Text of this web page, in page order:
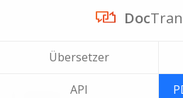
Doc
Übersetzer
API